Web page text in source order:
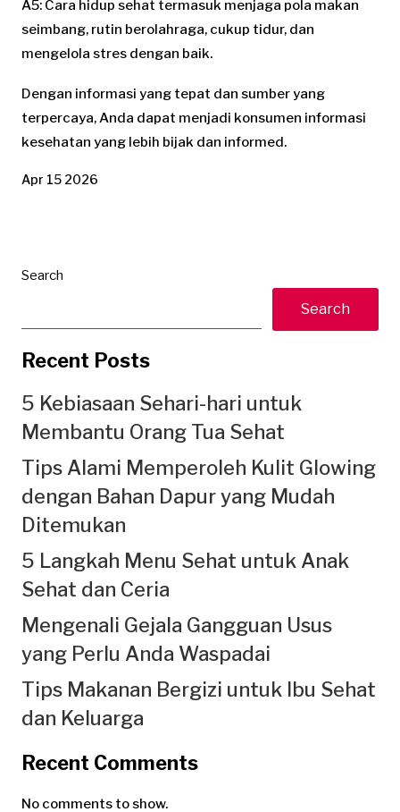
A5: Cara hidup sehat termasuk menjaga pola makan
seimbang, rutin berolahraga, cukup tidur, dan
mengelola stres dengan baik.
Dengan informasi yang tepat dan sumber yang
terpercaya, Anda dapat menjadi konsumen informasi
kesehatan yang lebih bijak dan informed.
Apr 15 2026
Search
Search
Recent Posts
5 Kebiasaan Sehari-hari untuk
Membantu Orang Tua Sehat
Tips Alami Memperoleh Kulit Glowing
dengan Bahan Dapur yang Mudah
Ditemukan
5 Langkah Menu Sehat untuk Anak
Sehat dan Ceria
Mengenali Gejala Gangguan Usus
yang Perlu Anda Waspadai
Tips Makanan Bergizi untuk Ibu Sehat
dan Keluarga
Recent Comments
No comments to show.